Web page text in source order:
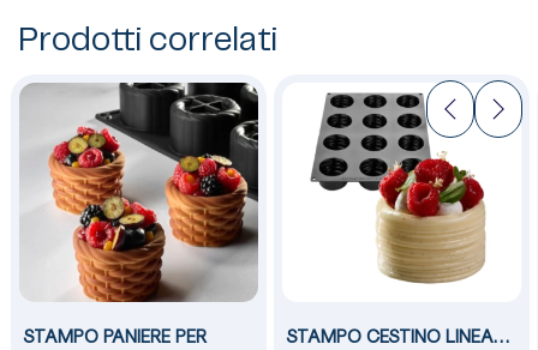
Prodotti correlati
STAMPO PANIERE PER
STAMPO CESTINO LINEA…